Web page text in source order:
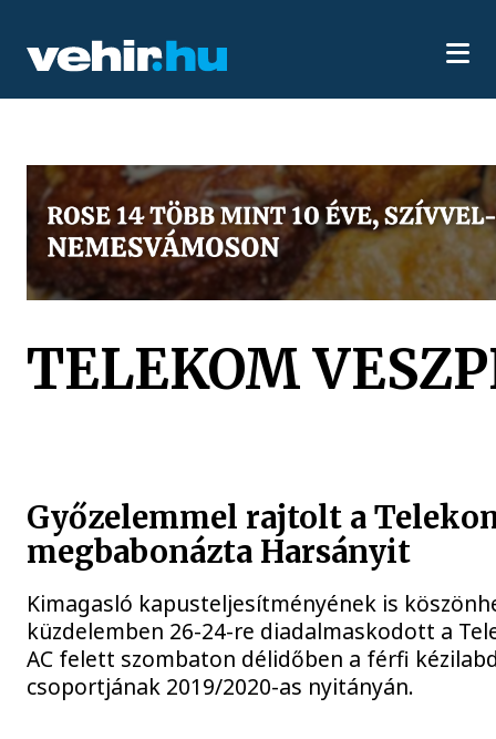
TELEKOM
Győzelemmel rajtolt a
megbabonázta Harsányit
Kimagasló kapusteljesítményének is
küzdelemben 26-24-re diadalmaskodott a
AC felett szombaton délidőben a férfi
csoportjának 2019/2020-as nyitányán.